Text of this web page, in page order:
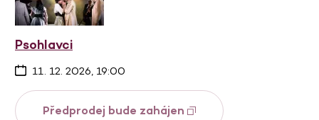
Psohlavci
11. 12. 2026, 19:00
Předprodej bude zahájen